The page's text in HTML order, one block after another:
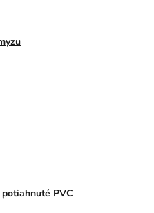
PVC